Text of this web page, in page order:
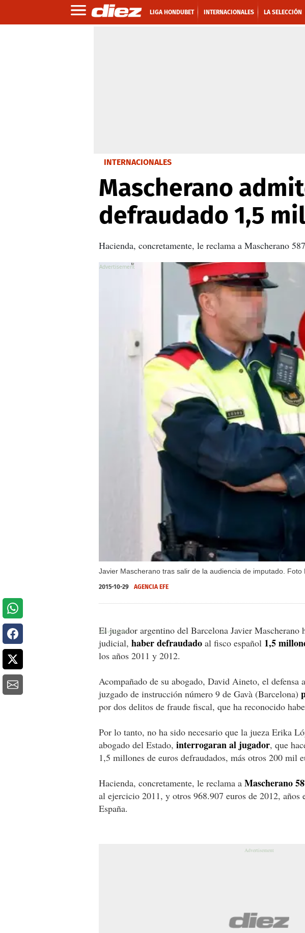
LIGA HONDUBET INTERNACIONALES LA SELECCIÓN
INTERNACIONALES
Mascherano
defraudado 1,5
Hacienda, concretamente, le reclama a Mascherano
Javier Mascherano tras salir de la audiencia de imputado. Foto
X
X
2015-10-29 AGENCIA EFE
El jugador argentino del Barcelona Javier Mascherano
judicial, haber defraudado al fisco español 1,5
los años 2011 y 2012.
Acompañado de su abogado, David Aineto, el defensa
juzgado de instrucción número 9 de Gavà (Barcelona)
por dos delitos de fraude fiscal, que ha reconocido
Por lo tanto, no ha sido necesario que la jueza Erika
abogado del Estado, interrogaran al jugador, que
1,5 millones de euros defraudados, más otros 200 mil
Hacienda, concretamente, le reclama a Mascherano
al ejercicio 2011, y otros 968.907 euros de 2012, años
España.